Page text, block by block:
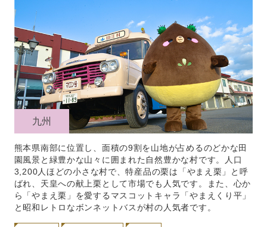
九州
熊本県南部に位置し、面積の9割を山地が占めるのどかな田
園風景と緑豊かな山々に囲まれた自然豊かな村です。人口
3,200人ほどの小さな村で、特産品の栗は「やまえ栗」と呼
ばれ、天皇への献上栗として市場でも人気です。また、心か
ら「やまえ栗」を愛するマスコットキャラ「やまえくり平」
と昭和レトロなボンネットバスが村の人気者です。